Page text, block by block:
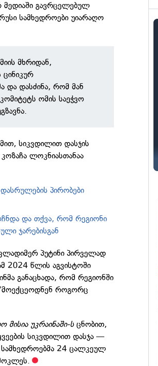
მედიაში გავრცელებულ
სამხედროები უიარაღო
მხრიდან,
და დასძინა, რომ მან
ომის საეჭვო
სიკვდილით დასჯის
ლოკნიასთანაა
პირობები
და თქვა, რომ რეგიონი
ჯარებისგან
პუტინი პირველად
2024 წლის აგვისტოში
განაცხადა, რომ რეგიონში
როგორც
უკრაინაში-სცნობით,
სიკვდილით დასჯა —
24 ცალკეულ